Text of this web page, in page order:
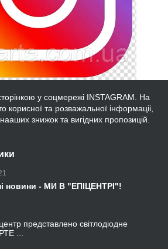
у соцмережі INSTAGRAM. На
корисної та розважальної інформаціі,
знижок та вигідних пропозицій.
новини - МИ В "ЕПІЦЕНТРІ"!
представлено світлодіодне
...